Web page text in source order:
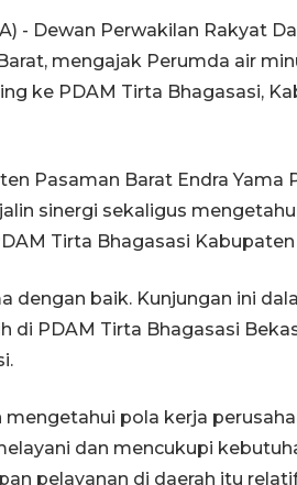
- Dewan Perwakilan Rakyat
mengajak Perumda air
ke PDAM Tirta Bhagasasi,
Pasaman Barat Endra
sinergi sekaligus
Tirta Bhagasasi Kabupaten
dengan baik. Kunjungan ini
di PDAM Tirta Bhagasasi
mengetahui pola kerja
dan mencukupi
pelayanan di daerah itu